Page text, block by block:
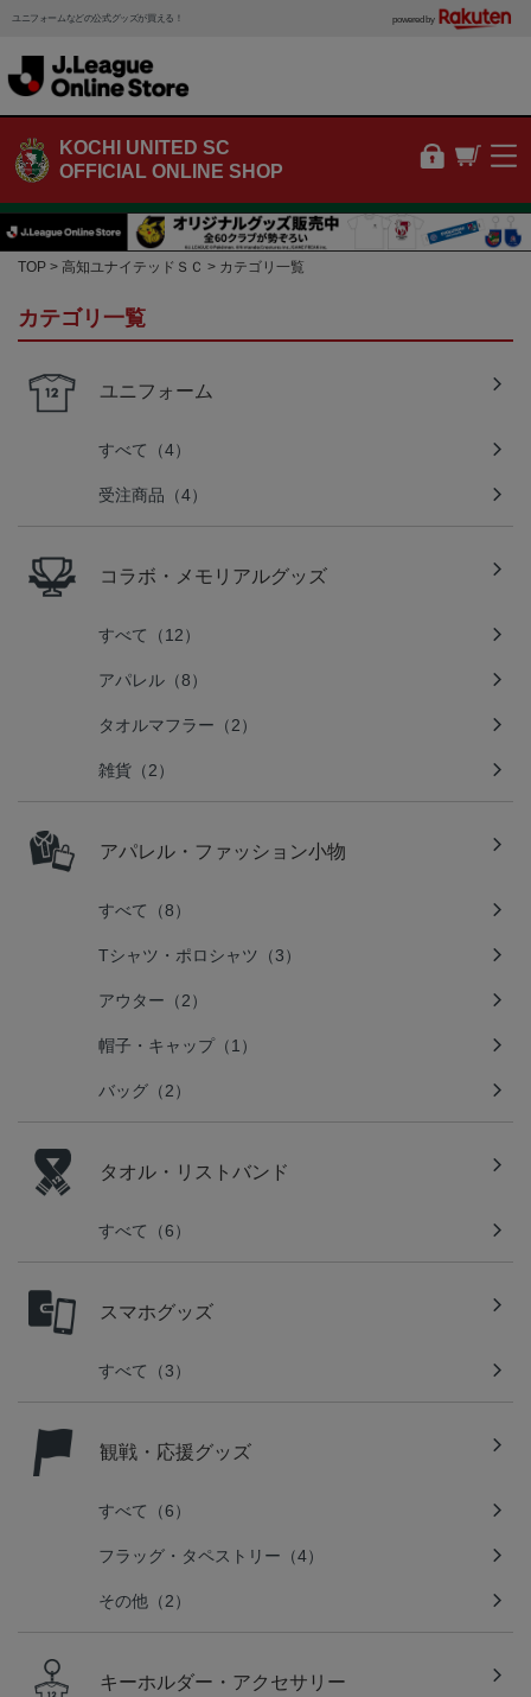
ユニフォームなどの公式グッズが買える！ powered by
KOCHI UNITED SC
OFFICIAL ONLINE SHOP
TOP 高知ユナイテッドＳＣ カテゴリ一覧
カテゴリ一覧
ユニフォーム
すべて（4）
受注商品（4）
コラボ・メモリアルグッズ
すべて（12）
アパレル（8）
タオルマフラー（2）
雑貨（2）
アパレル・ファッション小物
すべて（8）
Tシャツ・ポロシャツ（3）
アウター（2）
帽子・キャップ（1）
バッグ（2）
タオル・リストバンド
すべて（6）
スマホグッズ
すべて（3）
観戦・応援グッズ
すべて（6）
フラッグ・タペストリー（4）
その他（2）
キーホルダー・アクセサリー